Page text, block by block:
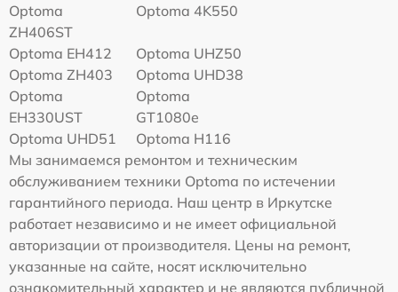
Optoma
ZH406ST
Optoma 4K550
Optoma EH412
Optoma UHZ50
Optoma ZH403
Optoma UHD38
Optoma
EH330UST
Optoma
GT1080e
Optoma UHD51
Optoma H116
Мы занимаемся ремонтом и техническим
обслуживанием техники Optoma по истечении
гарантийного периода. Наш центр в Иркутске
работает независимо и не имеет официальной
авторизации от производителя. Цены на ремонт,
указанные на сайте, носят исключительно
ознакомительный характер и не являются публичной